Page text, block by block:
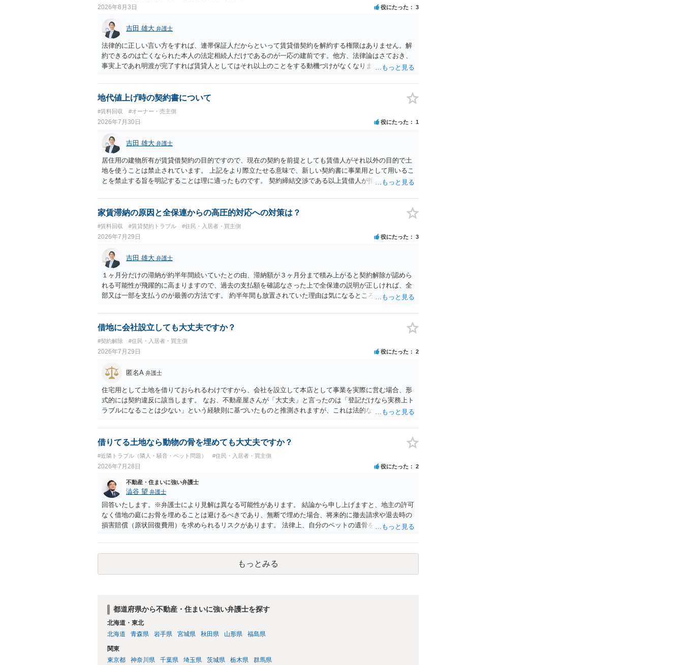
2026年8月3日 役にたった 3
吉田 雄大 弁護士
法律的に正しい言い方をすれば、連帯保証人だからといって賃貸借契約を解約する権限はありません。解
約できるのは亡くなられた本人の法定相続人だけであるのが一応の建前です。他方、法律論はさておき、
事実上であれ明渡が完了すれば賃貸人としてはそれ以上のことをする動機づけがなくなります。 今回進め
が良いと思います。またその方法で進めた方が、連帯保証人であるお知り合いさんにとっても、自身の経
済的負担を最小限に食い止められるため望ましいやり方だといえます。
地代値上げ時の契約書について
#賃料回収 #オーナー・売主側
2026年7月30日 役にたった 1
吉田 雄大 弁護士
居住用の建物所有が賃貸借契約の目的ですので、現在の契約を前提としても賃借人がそれ以外の目的で土
地を使うことは禁止されています。 上記をより際立たせる意味で、新しい契約書に事業用として用いるこ
とを禁止する旨を明記することは理に適ったものです。 契約締結交渉である以上賃借人が拒んだ場合には
家賃滞納の原因と全保連からの高圧的対応への対策は？
#賃料回収 #賃貸契約トラブル #住民・入居者・買主側
2026年7月29日 役にたった 3
吉田 雄大 弁護士
１ヶ月分だけの滞納が約半年間続いていたとの由、滞納額が３ヶ月分まで積み上がると契約解除が認めら
れる可能性が飛躍的に高まりますので、過去の支払額を確認なさった上で全保連の説明が正しければ、全
部又は一部を支払うのが最善の方法です。 約半年間も放置されていた理由は気になるところですが、中身
借地に会社設立しても大丈夫ですか？
#契約解除 #住民・入居者・買主側
2026年7月29日 役にたった 2
匿名A 弁護士
住宅用として土地を借りておられるわけですから、会社を設立して本店として事業を実際に営む場合、形
式的には契約違反に該当します。 なお、不動産屋さんが「大丈夫」と言ったのは「登記だけなら実務上ト
ラブルになることは少ない」という経験則に基づいたものと推測されますが、これは法的な保証ではあり
で、建物を事務所・店舗用に大きく改築する等までなさらない限り、リスクはそれほど大きくないかもし
れません。 しかしそれでも、大家さんが契約違反を口実に、将来の更新時に更新料の上乗せを要求した
借りてる土地なら動物の骨を埋めても大丈夫ですか？
#近隣トラブル（隣人・騒音・ペット問題） #住民・入居者・買主側
2026年7月28日 役にたった 2
不動産・住まいに強い弁護士
澁谷 望 弁護士
回答いたします。※弁護士により見解は異なる可能性があります。 結論から申し上げますと、地主の許可
なく借地の庭にお骨を埋めることは避けるべきであり、無断で埋めた場合、将来的に撤去請求や退去時の
損害賠償（原状回復費用）を求められるリスクがあります。 法律上、自分のペットの遺骨を埋める行為自
有者は質問者様であっても、土地の所有権はあくまで地主にあります。そのため、地主に無断でお骨を埋
める行為は、他人の所有権を侵害する行為や、借地人としての善管注意義務違反とみなされる可能性が高
いのが私見です。 どうしてもお近くで供養されたい場合は、事前に地主へ相談して許可を得るか、土地に
直接埋めずに大きめの鉢植え等で供養する「プランター葬」や、ペット霊園等への納骨を検討されるのが
もっとみる
都道府県から不動産・住まいに強い弁護士を探す
北海道・東北
北海道
青森県 岩手県 宮城県 秋田県 山形県 福島県
関東
東京都
神奈川県 千葉県 埼玉県 茨城県 栃木県 群馬県